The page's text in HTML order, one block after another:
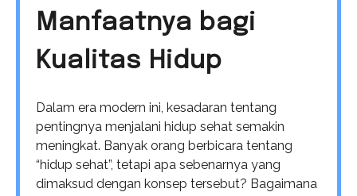
Manfaatnya bagi
Kualitas Hidup
Dalam era modern ini, kesadaran tentang
pentingnya menjalani hidup sehat semakin
meningkat. Banyak orang berbicara tentang
“hidup sehat”, tetapi apa sebenarnya yang
dimaksud dengan konsep tersebut? Bagaimana